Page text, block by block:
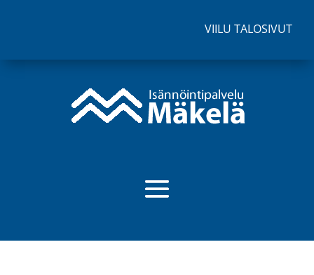
VIILU TALOSIVUT